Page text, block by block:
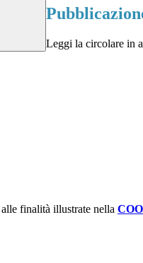
Leggi la circolare in
finalità illustrate nella